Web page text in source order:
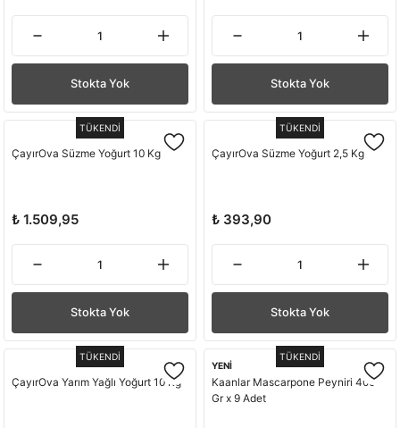
Stokta Yok Stokta Yok
TÜKENDİ
ÇayırOva Süzme Yoğurt 10 Kg
₺ 1.509,95
Stokta Yok
TÜKENDİ
ÇayırOva Süzme Yoğurt 2,5 Kg
₺ 393,90
Stokta Yok
TÜKENDİ
ÇayırOva Yarım Yağlı Yoğurt 10 Kg
TÜKENDİ
YENİ
Kaanlar Mascarpone Peyniri 400
Gr x 9 Adet